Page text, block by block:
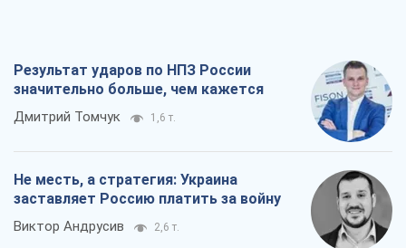
Результат ударов по НПЗ России
значительно больше, чем кажется
Дмитрий Томчук 1,6 т.
Не месть, а стратегия: Украина
заставляет Россию платить за войну
Виктор Андрусив 2,6 т.